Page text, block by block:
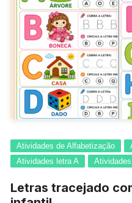
Atividades de Alfabetização
Atividades letra A
Letras tracejado